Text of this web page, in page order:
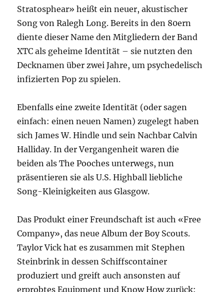
Stratosphear» heißt ein neuer, akustischer
Song von Ralegh Long. Bereits in den 80ern
diente dieser Name den Mitgliedern der Band
XTC als geheime Identität – sie nutzten den
Decknamen über zwei Jahre, um psychedelisch
infizierten Pop zu spielen.
Ebenfalls eine zweite Identität (oder sagen
einfach: einen neuen Namen) zugelegt haben
sich James W. Hindle und sein Nachbar Calvin
Halliday. In der Vergangenheit waren die
beiden als The Pooches unterwegs, nun
präsentieren sie als U.S. Highball liebliche
Song-Kleinigkeiten aus Glasgow.
Das Produkt einer Freundschaft ist auch «Free
Company», das neue Album der Boy Scouts.
Taylor Vick hat es zusammen mit Stephen
Steinbrink in dessen Schiffscontainer
produziert und greift auch ansonsten auf
erprobtes Equipment und Know How zurück: